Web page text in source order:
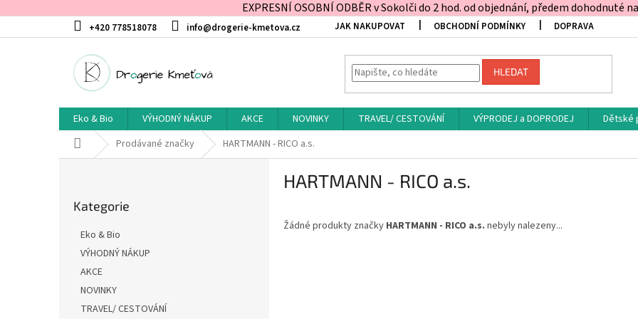
EXPRESNÍ OSOBNÍ ODBĚR v Sokolči do 2 hod. od objednání, předem dohodnuté
na
+420 778518078 info@drogerie-kmetova.cz JAK NAKUPOVAT OBCHODNÍ PODMÍNKY DOPRAVA
HLEDAT
Eko & Bio VÝHODNÝ NÁKUP AKCE NOVINKY TRAVEL/ CESTOVÁNÍ VÝPRODEJ a DOPRODEJ Dětské
Domů Prodávané značky HARTMANN - RICO a.s.
kategorie
Kategorie
Eko & Bio
VÝHODNÝ NÁKUP
AKCE
NOVINKY
TRAVEL/ CESTOVÁNÍ
HARTMANN - RICO a.s.
Žádné produkty značky HARTMANN - RICO a.s. nebyly nalezeny...